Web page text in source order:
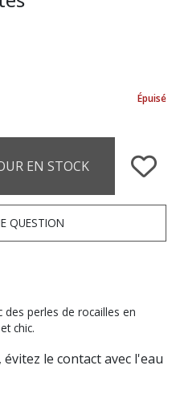
Épuisé
EN STOCK
QUESTION
des perles de rocailles en
chic.
le contact avec l'eau